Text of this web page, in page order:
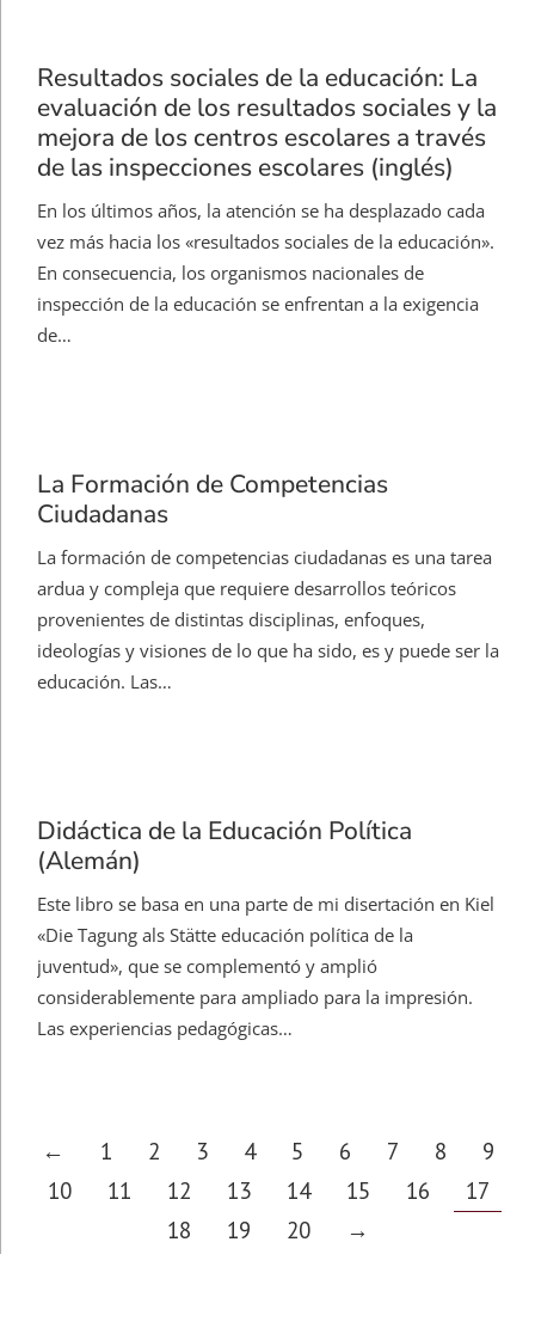
Resultados sociales de la educación: La
evaluación de los resultados sociales y la
mejora de los centros escolares a través
de las inspecciones escolares (inglés)
En los últimos años, la atención se ha desplazado cada
vez más hacia los «resultados sociales de la educación».
En consecuencia, los organismos nacionales de
inspección de la educación se enfrentan a la exigencia
de…
La Formación de Competencias
Ciudadanas
La formación de competencias ciudadanas es una tarea
ardua y compleja que requiere desarrollos teóricos
provenientes de distintas disciplinas, enfoques,
ideologías y visiones de lo que ha sido, es y puede ser la
educación. Las…
Didáctica de la Educación Política
(Alemán)
Este libro se basa en una parte de mi disertación en Kiel
«Die Tagung als Stätte educación política de la
juventud», que se complementó y amplió
considerablemente para ampliado para la impresión.
Las experiencias pedagógicas…
← 1 2 3 4 5 6 7 8
9
10
11 12 13 14 15 16
17
18
19 20 →